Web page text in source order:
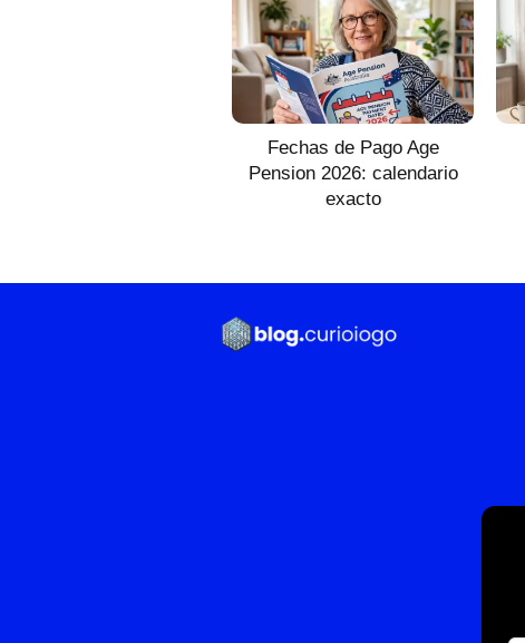
Fechas de Pago Age
Pension 2026: calendario
exacto